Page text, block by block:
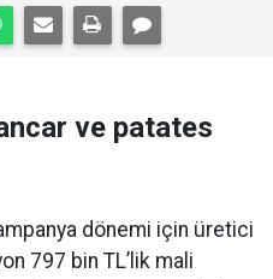
ve patates
dönemi için üretici
797 bin TL’lik mali